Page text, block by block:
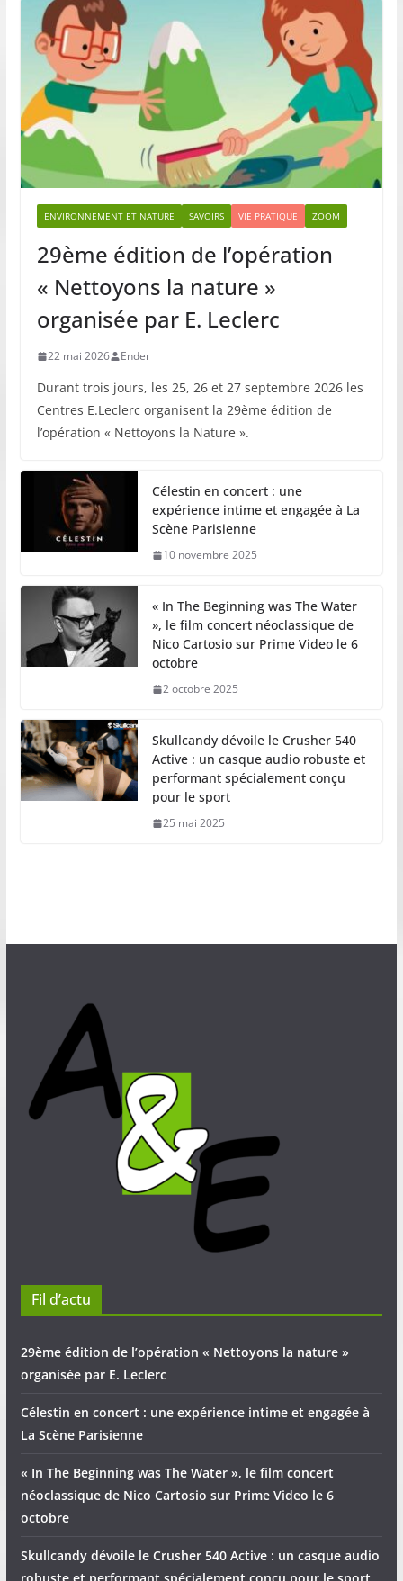
ENVIRONNEMENT ET NATURE SAVOIRS VIE PRATIQUE ZOOM
29ème édition de l’opération
« Nettoyons la nature »
organisée par E. Leclerc
22 mai 2026 Ender
Durant trois jours, les 25, 26 et 27 septembre 2026 les
Centres E.Leclerc organisent la 29ème édition de
l’opération « Nettoyons la Nature ».
Célestin en concert : une
expérience intime et engagée à La
Scène Parisienne
10 novembre 2025
« In The Beginning was The Water
», le film concert néoclassique de
Nico Cartosio sur Prime Video le 6
octobre
2 octobre 2025
Skullcandy dévoile le Crusher 540
Active : un casque audio robuste et
performant spécialement conçu
pour le sport
25 mai 2025
Fil d’actu
29ème édition de l’opération « Nettoyons la nature »
organisée par E. Leclerc
Célestin en concert : une expérience intime et engagée à
La Scène Parisienne
« In The Beginning was The Water », le film concert
néoclassique de Nico Cartosio sur Prime Video le 6
octobre
Skullcandy dévoile le Crusher 540 Active : un casque audio